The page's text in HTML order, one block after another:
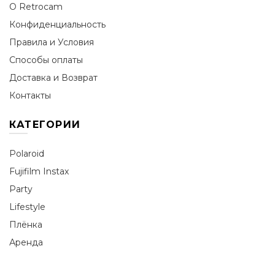
О Retrocam
Конфиденциальность
Правила и Условия
Способы оплаты
Доставка и Возврат
Контакты
КАТЕГОРИИ
Polaroid
Fujifilm Instax
Party
Lifestyle
Плёнка
Аренда